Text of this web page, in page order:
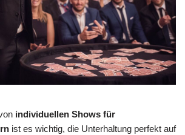
individuellen Shows für
ist es wichtig, die Unterhaltung perfekt auf